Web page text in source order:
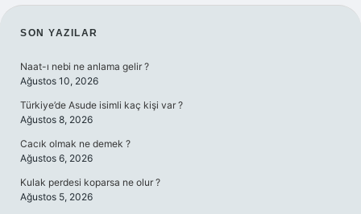
SIDEBAR
SON YAZILAR
Naat-ı nebi ne anlama gelir ?
Ağustos 10, 2026
Türkiye’de Asude isimli kaç kişi var ?
Ağustos 8, 2026
Cacık olmak ne demek ?
Ağustos 6, 2026
Kulak perdesi koparsa ne olur ?
Ağustos 5, 2026